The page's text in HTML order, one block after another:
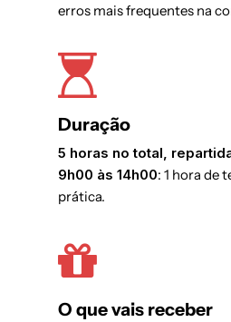
erros mais frequentes na
Duração
5 horas no total,
9h00 às 14h00: 1 hora de
prática.
O que vais receber